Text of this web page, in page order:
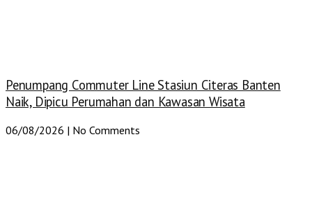
Penumpang Commuter Line Stasiun Citeras Banten
Naik, Dipicu Perumahan dan Kawasan Wisata
06/08/2026 No Comments